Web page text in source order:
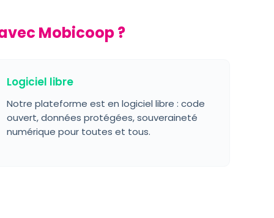
Mobicoop ?
Logiciel libre
Notre plateforme est en logiciel libre : code
ouvert, données protégées, souveraineté
numérique pour toutes et tous.